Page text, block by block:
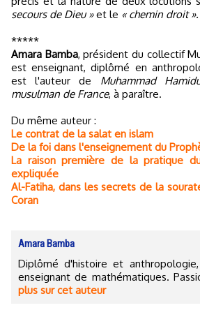
secours de Dieu »et le « chemin droit ».
*****
Amara Bamba, président du collectif
est enseignant, diplômé en
est l'auteur de Muhammad
musulman de France, à paraître.
Du même auteur :
Le contrat de la salat en islam
De la foi dans l'enseignement du
La raison première de la pratique
expliquée
Al-Fatiha, dans les secrets de la
Coran
Amara Bamba
Diplômé d'histoire et
enseignant de mathématiques.
plus sur cet auteur